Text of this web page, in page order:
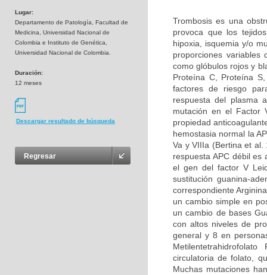
Lugar:
Departamento de Patología, Facultad de
Medicina, Universidad Nacional de
Colombia e Instituto de Genética,
Universidad Nacional de Colombia.
Duración:
12 meses
Descargar resultado de búsqueda
Regresar
Trombosis es una
provoca que los
hipoxia, isquemia y/o
proporciones variables
como glóbulos rojos y
Proteína C, Proteína
factores de riesgo
respuesta del plasma
mutación en el Factor
propiedad
hemostasia normal la
Va y VIIIa (Bertina et
respuesta APC débil es
el gen del factor V
sustitución guanina-
correspondiente
un cambio simple en
un cambio de bases
con altos niveles de
general y 8 en
circulatoria de folato,
Muchas mutaciones